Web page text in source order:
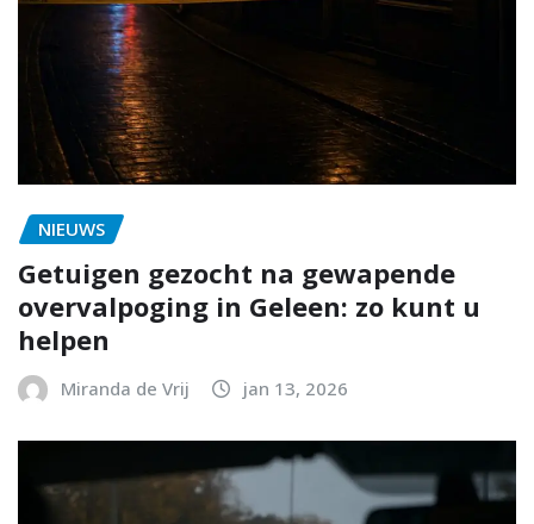
NIEUWS
Getuigen gezocht na gewapende
overvalpoging in Geleen: zo kunt u
helpen
Miranda de Vrij jan 13, 2026